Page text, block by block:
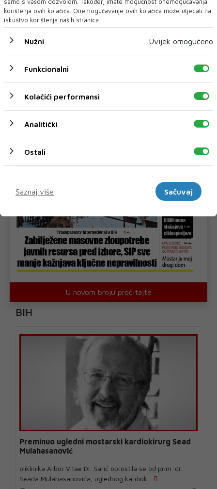
Mulahasanovića, ugledno...
U novom broju pročitajte
BIH
Preminuo ugledni mostarski kardiokirurg Sead
Mulahasanović
oliklinika Arbor Vitae Dr. Sarić oprostila se od prim. dr.
Seada Mulahasanovića, uglednog kardiok...
korištenja ovih kolačića. Onemogućavanje ovih kolačića može utjecati na
iskustvo korištenja naših stranica.
Nužni Uvijek omogućeno
Funkcionalni
Kolačići performansi
Analitički
Ostali
Saznaj više
Sačuvaj